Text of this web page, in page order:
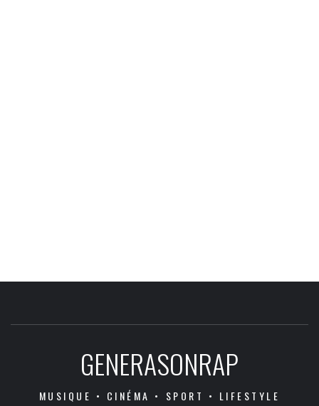
GENERASONRAP
MUSIQUE • CINÉMA • SPORT • LIFESTYLE